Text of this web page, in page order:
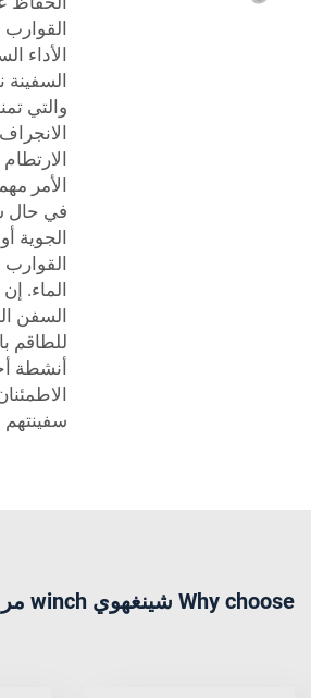
الأداء
السفينة
والتي
الأمر
في حال
الجوية
الماء.
السفن
للطاقم
أنشطة
Why choose شينغهوي winch مرساة السفينة?